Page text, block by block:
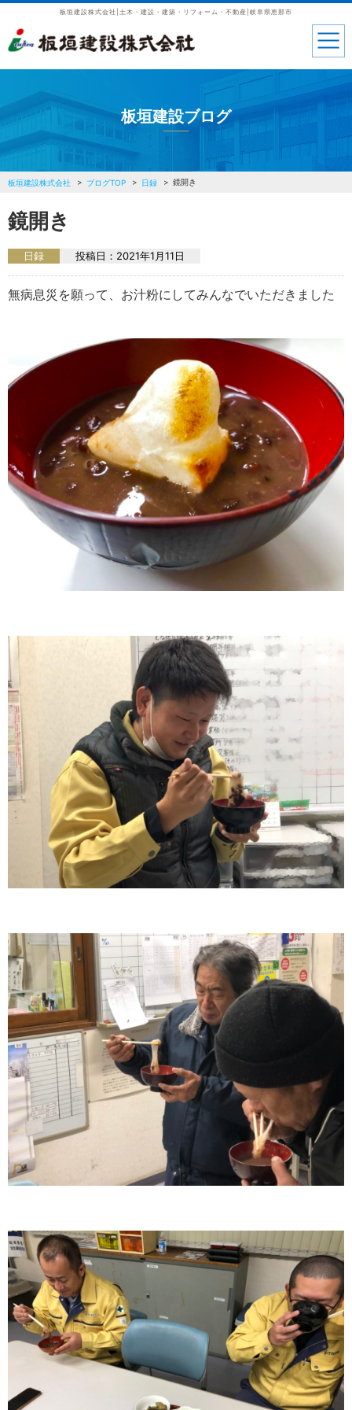
板垣建設株式会社|土木・建設・建築・リフォーム・不動産|岐阜県恵那市
板垣建設ブログ
板垣建設株式会社 ブログTOP 日録 鏡開き
鏡開き
日録 投稿日： 2021年1月11日
無病息災を願って、お汁粉にしてみんなでいただきました